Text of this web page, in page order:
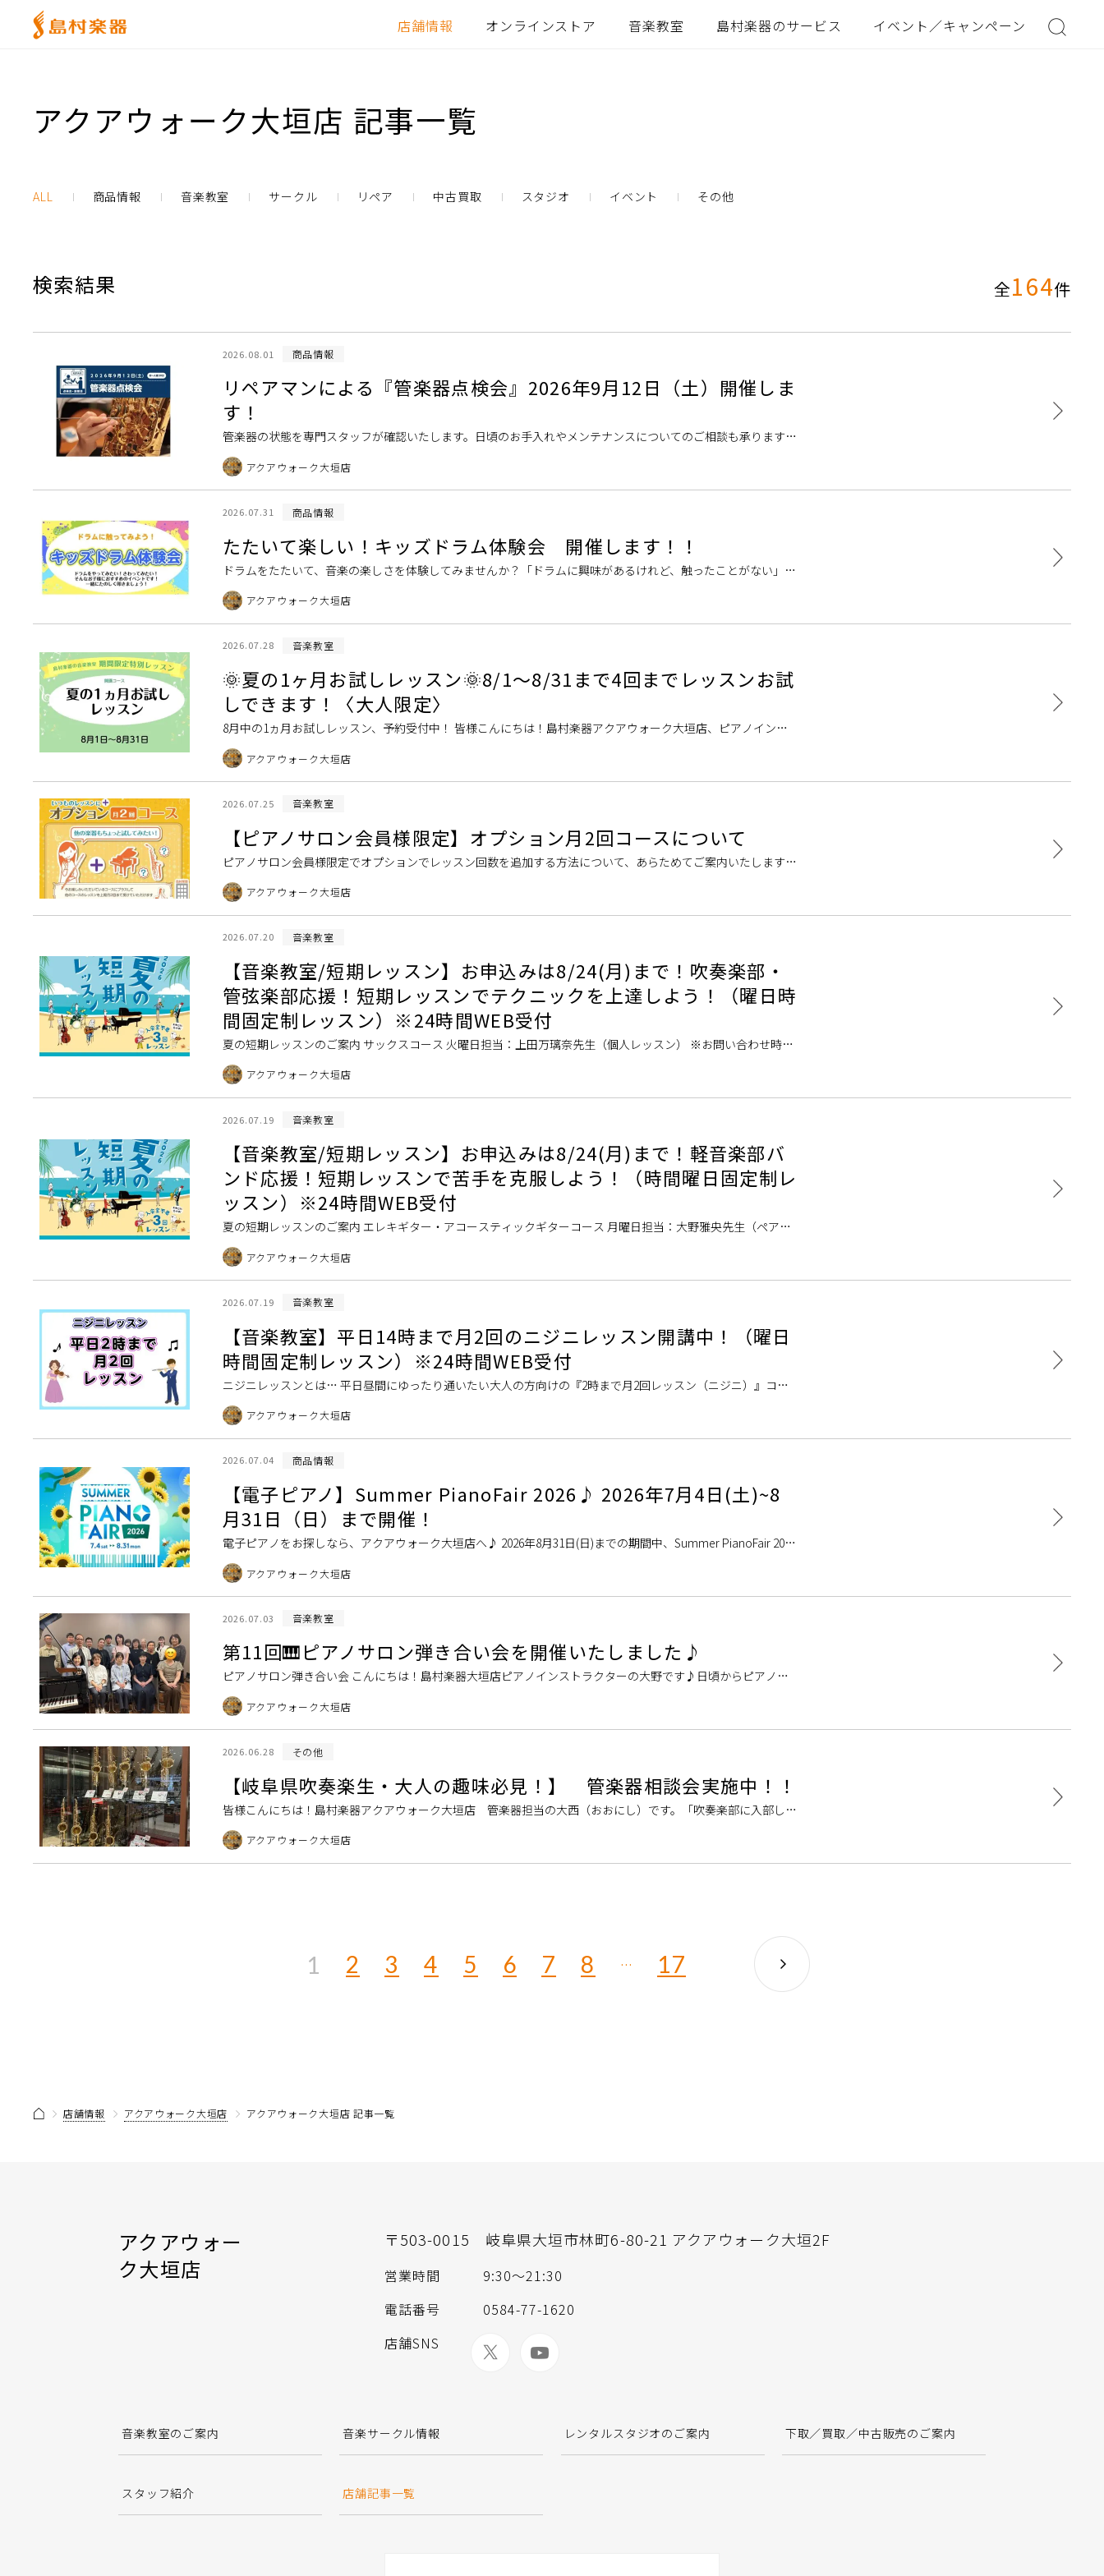
店舗情報 オンラインストア 音楽教室 島村楽器のサービス イベント／キャンペーン
アクアウォーク大垣店 記事一覧
ALL 商品情報 音楽教室 サークル リペア 中古買取 スタジオ イベント その他
検索結果 全164件
2026.08.01 商品情報
リペアマンによる『管楽器点検会』2026年9月12日（土）開催しま
す！
管楽器の状態を専門スタッフが確認いたします。日頃のお手入れやメンテナンスについてのご相談も承りますの
で、お気軽にご参加ください。 管楽器点検会とは 通常、店頭でお預かりした楽器はリペアセンターへ送り、調
整や修理のお見積も […]
アクアウォーク大垣店
2026.07.31 商品情報
たたいて楽しい！キッズドラム体験会 開催します！！
ドラムをたたいて、音楽の楽しさを体験してみませんか？「ドラムに興味があるけれど、触ったことがない」
「子どもに楽器を体験させてみたい」そんなお子さまにおすすめの体験会です。スタッフがスティックの持ち方
やたたき方からご案内 […]
アクアウォーク大垣店
2026.07.28 音楽教室
🌞夏の1ヶ月お試しレッスン🌞8/1～8/31まで4回までレッスンお試
しできます！〈大人限定〉
8月中の1ヵ月お試しレッスン、予約受付中！ 皆様こんにちは！島村楽器アクアウォーク大垣店、ピアノインス
トラクターの大野です。大人のための予約制レッスンミュージックサロンでは、🌞8/1～8/31までレッスンをお
試しいただけ […]
アクアウォーク大垣店
2026.07.25 音楽教室
【ピアノサロン会員様限定】オプション月2回コースについて
ピアノサロン会員様限定でオプションでレッスン回数を追加する方法について、あらためてご案内いたします。
オプションコースについて おすすめポイント 会員様限定で、通常のレッスンに加えて、月2回分までレッスンを
追加でご予約・ […]
アクアウォーク大垣店
2026.07.20 音楽教室
【音楽教室/短期レッスン】お申込みは8/24(月)まで！吹奏楽部・
管弦楽部応援！短期レッスンでテクニックを上達しよう！（曜日時
間固定制レッスン）※24時間WEB受付
夏の短期レッスンのご案内 サックスコース 火曜日担当：上田万璃奈先生（個人レッスン） ※お問い合わせ時期
によってはご案内ができない場合もございます。 木曜日担当：渡辺志穂先生（個人レッスン） ※お問い合わせ
時期によっては […]
アクアウォーク大垣店
2026.07.19 音楽教室
【音楽教室/短期レッスン】お申込みは8/24(月)まで！軽音楽部バ
ンド応援！短期レッスンで苦手を克服しよう！（時間曜日固定制レ
ッスン）※24時間WEB受付
夏の短期レッスンのご案内 エレキギター・アコースティックギターコース 月曜日担当：大野雅央先生（ペア・
グループレッスン） ※お問い合わせ時期によってはご案内ができない日時がございます。 木曜日担当：森弘樹
先生（グループレ […]
アクアウォーク大垣店
2026.07.19 音楽教室
【音楽教室】平日14時まで月2回のニジニレッスン開講中！（曜日
時間固定制レッスン）※24時間WEB受付
ニジニレッスンとは… 平日昼間にゆったり通いたい大人の方向けの『2時まで月2回レッスン（ニジニ）』コー
スです。 こんな方におススメ ・平日お昼の時間を有効に使いたい方 ・月2回、ゆったりとしたペースで通いたい
方 ・小さな […]
アクアウォーク大垣店
2026.07.04 商品情報
【電子ピアノ】Summer PianoFair 2026♪ 2026年7月4日(土)~8
月31日（日）まで開催！
電子ピアノをお探しなら、アクアウォーク大垣店へ♪ 2026年8月31日(日)までの期間中、Summer PianoFair 2026
を開催しております！フェア期間中に対象商品をご成約いただいた方には、素敵なプレゼントもご […]
アクアウォーク大垣店
2026.07.03 音楽教室
第11回🎹ピアノサロン弾き合い会を開催いたしました♪
ピアノサロン弾き合い会 こんにちは！島村楽器大垣店ピアノインストラクターの大野です♪日頃からピアノサ
ロンのレッスンにお越しいただいている会員様同士で7月3日に「ピアノサロン弾き合い会」を行いました！平日
のお忙しい中お集ま […]
アクアウォーク大垣店
2026.06.28 その他
【岐阜県吹奏楽生・大人の趣味必見！】 管楽器相談会実施中！！
皆様こんにちは！島村楽器アクアウォーク大垣店 管楽器担当の大西（おおにし）です。「吹奏楽部に入部し
て、マイ楽器の購入を迷っている」「自分の今のレベルに合う楽器はどれ？」「マウスピースやリガチャーを新
調して音色を変えたい！ […]
アクアウォーク大垣店
1 2 3 4 5 6 7 8 … 17
店舗情報 アクアウォーク大垣店 アクアウォーク大垣店 記事一覧
アクアウォー
ク大垣店
〒503-0015 岐阜県大垣市林町6-80-21 アクアウォーク大垣2F
営業時間
9:30～21:30
電話番号
0584-77-1620
店舗SNS
音楽教室のご案内 音楽サークル情報 レンタルスタジオのご案内 下取／買取／中古販売のご案内
スタッフ紹介 店舗記事一覧